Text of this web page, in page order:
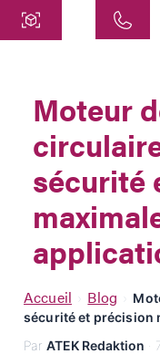
Siemensstraße 47
25462 Rellingen
info@atek.de
+49 4101 7953-0
Ouvrir le chat
Nom
Moteur
sécurité
Accueil Blog
sécurité et précision
Par ATEK Redaktion ·